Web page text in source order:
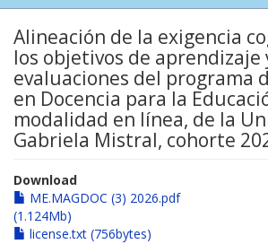
Alineación de la exigencia
los objetivos de aprendizaje
evaluaciones del programa
en Docencia para la
modalidad en línea, de la
Gabriela Mistral, cohorte
Download
ME.MAGDOC (3) 2026.pdf
(1.124Mb)
license.txt (756bytes)